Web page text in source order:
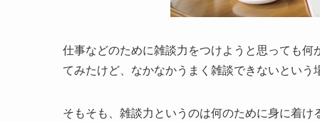
仕事などのために雑談力をつけようと思っても
てみたけど、なかなかうまく雑談できないという
そもそも、雑談力というのは何のために身に着け